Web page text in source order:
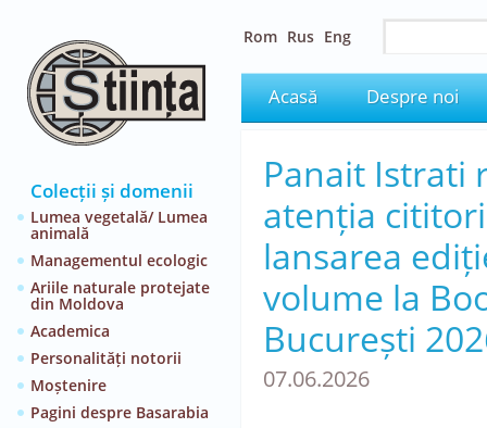
Colecții și domenii
Lumea vegetală/ Lumea
animală
Managementul ecologic
Ariile naturale protejate
din Moldova
Academica
Personalități notorii
Moștenire
Pagini despre Basarabia
Rom Rus Eng
Acasă Despre noi
Panait Istrati
atenția
lansarea
volume la
București
07.06.2026